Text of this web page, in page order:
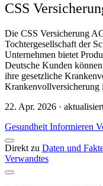
CSS
Die CSS Versicherung
Tochtergesellschaft der
Unternehmen bietet
Deutsche Kunden
ihre gesetzliche
Krankenvollversicherung
22. Apr. 2026 ·
Gesundheit Informieren
Direkt zu Daten und
Verwandtes